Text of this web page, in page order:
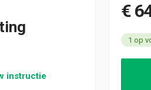
instructie
€
1 op
Aluca